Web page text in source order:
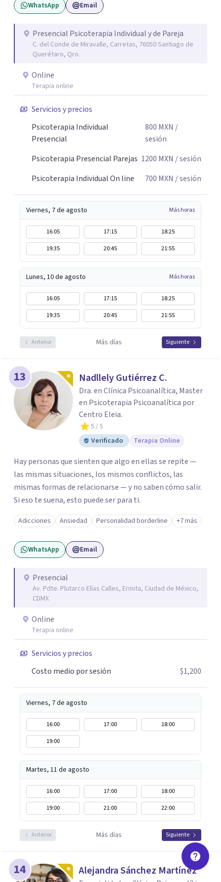
WhatsApp Email
Presencial Psicoterapia Individual y de Pareja
C. del Conde de Miravalle, Carretas, 76050 Santiago de
Querétaro, Qro.
Online
Terapia online
Servicios y precios
Psicoterapia Individual
Presencial
800 MXN /
sesión
Psicoterapia Presencial Parejas 1200 MXN / sesión
Psicoterapia Individual On line
700 MXN / sesión
Viernes, 7 de agosto Más horas
16:05 17:15
18:25
19:35
20:45 21:55
Lunes, 10 de agosto Más horas
16:05 17:15
18:25
19:35
20:45 21:55
Anterior Más días Siguiente
13 Nadllely Gutiérrez C.
Dra. en Clínica Psicoanalítica, Master
en Psicoterapia Psicoanalítica por
Centro Eleia.
5 / 5
Verificado
Terapia Online
Hay personas que sienten que algo en ellas se repite —
las mismas situaciones, los mismos conflictos, las
mismas formas de relacionarse — y no saben cómo salir.
Si eso te suena, esto puede ser para ti.
Adicciones Ansiedad Personalidad borderline +7 más
WhatsApp Email
Presencial
Av. Pdte. Plutarco Elías Calles, Ermita, Ciudad de México,
CDMX
Online
Terapia online
Servicios y precios
Costo medio por sesión
$1,200
Viernes, 7 de agosto
16:00 17:00
18:00
19:00
Martes, 11 de agosto
16:00 17:00
18:00
19:00
21:00 22:00
Anterior Más días Siguiente
14 Alejandra Sánchez Martínez